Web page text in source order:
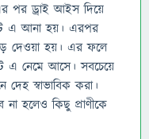
পর ড্রাই আইস দিয়ে
এ আনা হয়। এরপর
দেওয়া হয়। এর ফলে
এ নেমে আসে। সবচেয়ে
স্বাভাবিক করা।
হলেও কিছু প্রাণীকে